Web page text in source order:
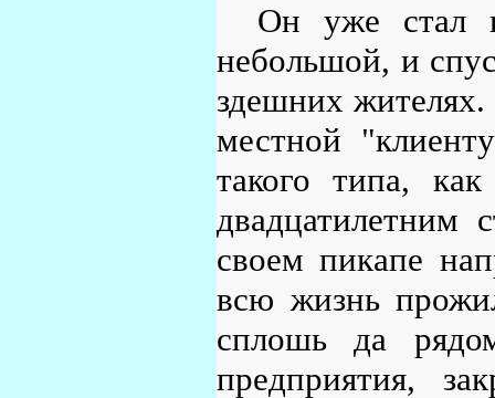
Он уже стал
небольшой, и
здешних жителях.
местной
такого типа,
своем пикапе
всю жизнь
сплошь да
предприятия,